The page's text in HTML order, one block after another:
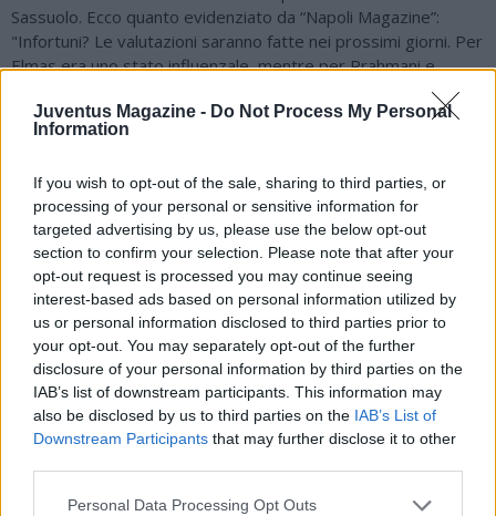
Juventus Magazine - Do Not Process My Personal
Information
If you wish to opt-out of the sale, sharing to third parties, or
processing of your personal or sensitive information for
targeted advertising by us, please use the below opt-out
section to confirm your selection. Please note that after your
opt-out request is processed you may continue seeing
interest-based ads based on personal information utilized by
us or personal information disclosed to third parties prior to
your opt-out. You may separately opt-out of the further
disclosure of your personal information by third parties on the
IAB’s list of downstream participants. This information may
also be disclosed by us to third parties on the IAB’s List of
Downstream Participants that may further disclose it to other
Personal Data Processing Opt Outs
Sassuolo. Ecco quanto evidenziato da “Napoli Magazine”:
"Infortuni? Le valutazioni saranno fatte nei prossimi giorni. Per
Elmas era uno stato influenzale, mentre per Rrahmani e
Complimenti alla squadra, la situazione è difficile, ma noi
continuiamo a giocare. Non sappiamo per quanto andrà avanti.
Credo che il Napoli sia l’unica italiana a giocare più partite dal 4
al 31 gennaio. Il calendario è stato fatto male. Non è possibile
che una squadra con le coppe giochi così tanto. A livello di
testa i giocatori ci sono: lottano, soffrono e fanno ottime
prestazioni. Le energie non erano al massimo ma è stato
portato a casa il risultato. E’ chiaro che c’è tutto un lavoro che
si fa, ma non è facile e non siamo tanti. Quindi, sicuramente,
c’è un discorso da fare con la società. Abbiamo bisogno di
giocatori nell’immediatezza. Se certi giocatori non sono
utilizzati, è chiaro che abbiamo bisogno di inserire giocatori
diversi, altrimenti dobbiamo pescara dalla Primavera. In
attacco abbiamo bisogno di Neres. La società e il mister
valuteranno. Adesso c’è ansia perché le partite sono
tantissime, anche se il mercato di gennaio non è semplice".